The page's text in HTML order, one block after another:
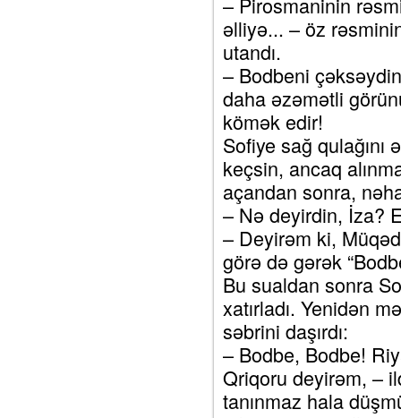
əlliyə... – öz
utandı.
– Bodbeni
daha əzəmətli
kömək edir!
Sofiye sağ qulağını
keçsin, ancaq
açandan sonra,
– Nə deyirdin, İza?
– Deyirəm ki,
görə də gərək
Bu sualdan sonra
xatırladı. Yenidən
səbrini daşırdı:
– Bodbe, Bodbe!
Qriqoru deyirəm, –
tanınmaz hala